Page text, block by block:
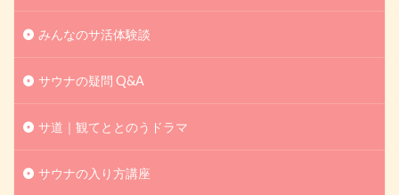
みんなのサ活体験談
サウナの疑問 Q&A
サ道｜観てととのうドラマ
サウナの入り方講座